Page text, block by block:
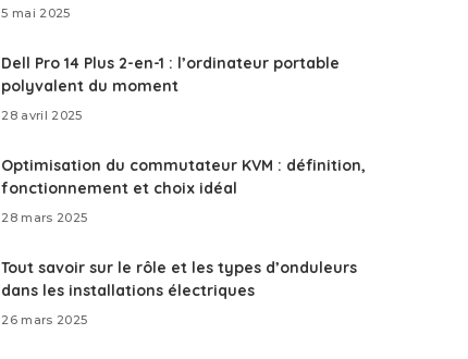
5 mai 2025
Dell Pro 14 Plus 2-en-1 : l’ordinateur portable
polyvalent du moment
28 avril 2025
Optimisation du commutateur KVM : définition,
fonctionnement et choix idéal
28 mars 2025
Tout savoir sur le rôle et les types d’onduleurs
dans les installations électriques
26 mars 2025